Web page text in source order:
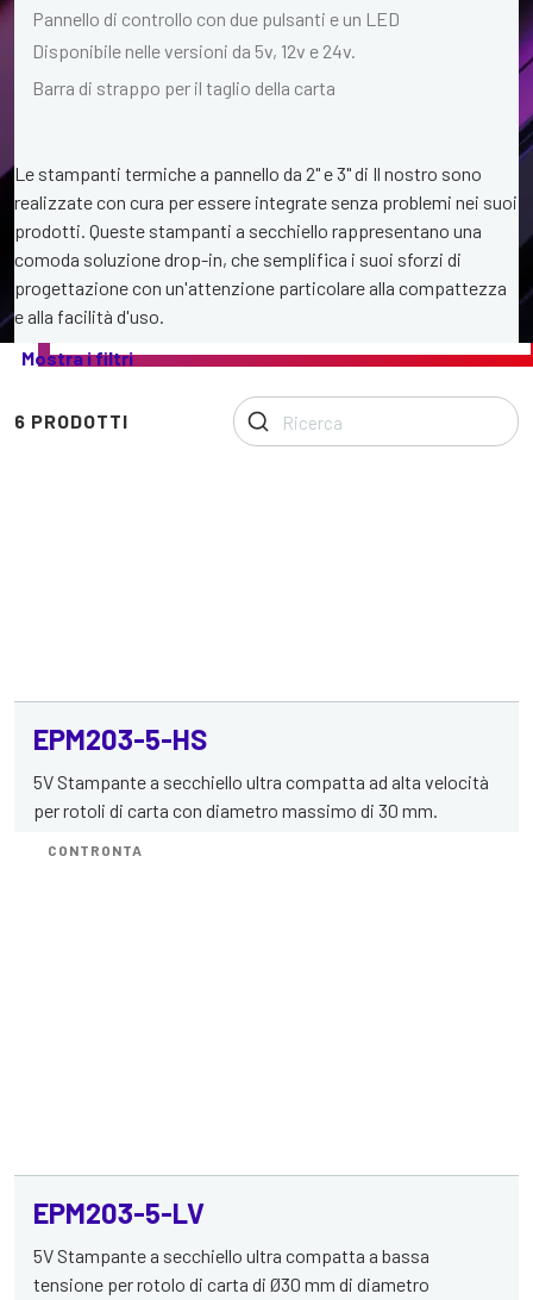
Pannello di controllo con due pulsanti e un LED
Disponibile nelle versioni da 5v, 12v e 24v.
Barra di strappo per il taglio della carta
Le stampanti termiche a pannello da 2" e 3" di Il nostro sono
realizzate con cura per essere integrate senza problemi nei suoi
prodotti. Queste stampanti a secchiello rappresentano una
comoda soluzione drop-in, che semplifica i suoi sforzi di
progettazione con un'attenzione particolare alla compattezza
e alla facilità d'uso.
La
di
Mostra i filtri
6 PRODOTTI
EPM203-5-HS
5V Stampante a secchiello ultra compatta ad alta velocità
per rotoli di carta con diametro massimo di 30 mm.
CONTRONTA
EPM203-5-LV
5V Stampante a secchiello ultra compatta a bassa
tensione per rotolo di carta di Ø30 mm di diametro